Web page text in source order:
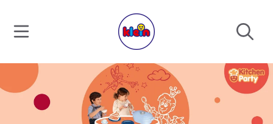
DIREKT ZUM INHALT